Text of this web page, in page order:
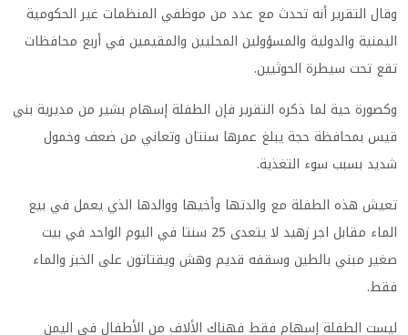
وقال التقرير أنه تحدث مع عدد من موظفي المنظمات غير الحكومية
اليمنية والدولية والمسؤولين المحليين والمقيمين في أربع محافظات
تقع تحت سيطرة الحوثيين.
وكصورة حية لما ذكره التقرير فإن الطفلة إسهام بشير من مديرية بني
قيس بمحافظة حجة يبلغ عمرها سنتان وتعاني من ضعف وخمول
شديد بسبب سوء التغذية.
تعيش هذه الطفلة مع والدتها وأخيها ووالدها الذي يعمل في بيع
الماء مقابل اجر زهيد لا يتعدى 25 سنتا في اليوم الواحد في بيت
صغير مبني بالطين وسقفه قديم وهش ويقتاتون على الخبز والماء
فقط.
ليست الطفلة إسهام فقط فهناك الألاف من الأطفال في اليمن